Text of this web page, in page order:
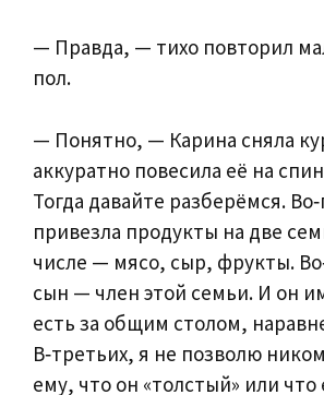
— Правда, — тихо повторил
пол.
— Понятно, — Карина сняла
аккуратно повесила её на
Тогда давайте разберёмся.
привезла продукты на две
числе — мясо, сыр, фрукты.
сын — член этой семьи. И он
есть за общим столом,
В‑третьих, я не позволю
ему, что он «толстый» или что